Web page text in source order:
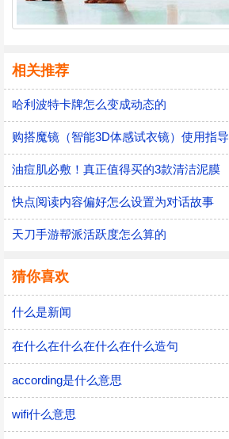
相关推荐
哈利波特卡牌怎么变成动态的
购搭魔镜（智能3D体感试衣镜）使用指导
油痘肌必敷！真正值得买的3款清洁泥膜
快点阅读内容偏好怎么设置为对话故事
天刀手游帮派活跃度怎么算的
猜你喜欢
什么是新闻
在什么在什么在什么在什么造句
according是什么意思
wifi什么意思